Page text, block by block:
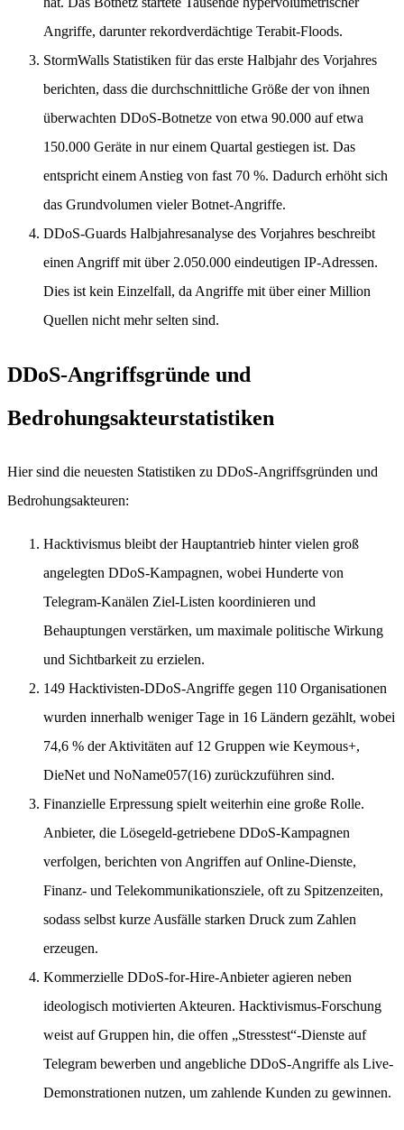
Angriffe, darunter rekordverdächtige Terabit-Floods.
StormWalls Statistiken für das erste Halbjahr des Vorjahres
berichten, dass die durchschnittliche Größe der von ihnen
überwachten DDoS-Botnetze von etwa 90.000 auf etwa
150.000 Geräte in nur einem Quartal gestiegen ist. Das
entspricht einem Anstieg von fast 70 %. Dadurch erhöht sich
das Grundvolumen vieler Botnet-Angriffe.
DDoS-Guards Halbjahresanalyse des Vorjahres beschreibt
einen Angriff mit über 2.050.000 eindeutigen IP-Adressen.
Dies ist kein Einzelfall, da Angriffe mit über einer Million
Quellen nicht mehr selten sind.
DDoS-Angriffsgründe und
Bedrohungsakteurstatistiken
Hier sind die neuesten Statistiken zu DDoS-Angriffsgründen und
Bedrohungsakteuren:
Hacktivismus bleibt der Hauptantrieb hinter vielen groß
angelegten DDoS-Kampagnen, wobei Hunderte von
Telegram-Kanälen Ziel-Listen koordinieren und
Behauptungen verstärken, um maximale politische Wirkung
und Sichtbarkeit zu erzielen.
149 Hacktivisten-DDoS-Angriffe gegen 110 Organisationen
wurden innerhalb weniger Tage in 16 Ländern gezählt, wobei
74,6 % der Aktivitäten auf 12 Gruppen wie Keymous+,
DieNet und NoName057(16) zurückzuführen sind.
Finanzielle Erpressung spielt weiterhin eine große Rolle.
Anbieter, die Lösegeld-getriebene DDoS-Kampagnen
verfolgen, berichten von Angriffen auf Online-Dienste,
Finanz- und Telekommunikationsziele, oft zu Spitzenzeiten,
sodass selbst kurze Ausfälle starken Druck zum Zahlen
erzeugen.
Kommerzielle DDoS-for-Hire-Anbieter agieren neben
ideologisch motivierten Akteuren. Hacktivismus-Forschung
weist auf Gruppen hin, die offen „Stresstest“-Dienste auf
Telegram bewerben und angebliche DDoS-Angriffe als Live-
Demonstrationen nutzen, um zahlende Kunden zu gewinnen.